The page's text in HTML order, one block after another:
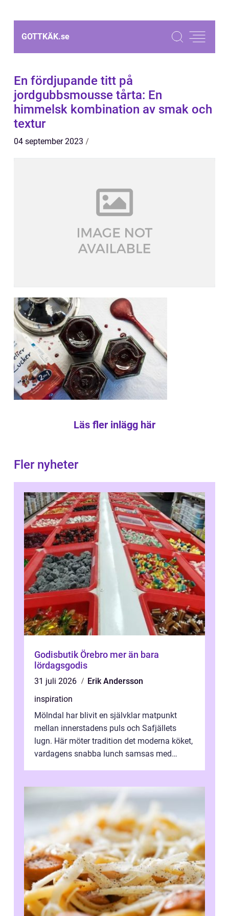
GOTTKÄK.se
En fördjupande titt på
jordgubbsmousse tårta: En
himmelsk kombination av smak och
textur
04 september 2023
Läs fler inlägg här
Fler nyheter
Godisbutik Örebro mer än bara
lördagsgodis
31 juli 2026
Erik Andersson
inspiration
Mölndal har blivit en självklar matpunkt
mellan innerstadens puls och Safjällets
lugn. Här möter tradition det moderna köket,
vardagens snabba lunch samsas med